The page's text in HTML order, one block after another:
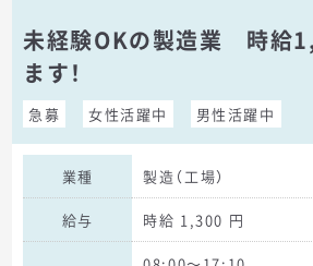
未経験OKの製造業 時給
ます！
急募 女性活躍中 男性活躍中
業種 製造（工場）
給与 時給 1,300 円